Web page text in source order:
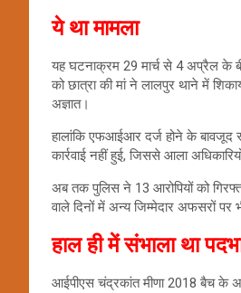
ये था मामला
यह घटनाक्रम 29 मार्च से 4 अप्रैल के
को छात्रा की मां ने लालपुर थाने में
अज्ञात।
हालांकि एफआईआर दर्ज होने के बावजूद
कार्रवाई नहीं हुई, जिससे आला
अब तक पुलिस ने 13 आरोपियों को
वाले दिनों में अन्य जिम्मेदार अफसरों पर
हाल ही में संभाला था
आईपीएस चंद्रकांत मीणा 2018 बैच के